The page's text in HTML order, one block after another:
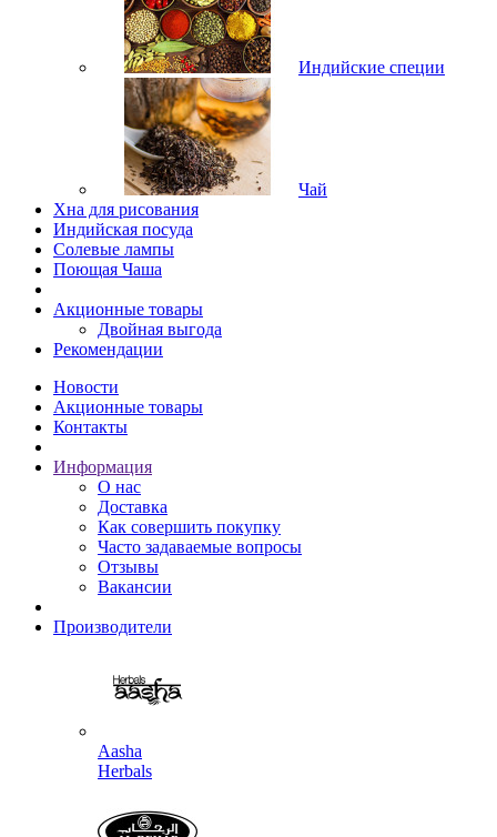
Индийские специи
Чай
Хна для рисования
Индийская посуда
Солевые лампы
Поющая Чаша
Акционные товары
Двойная выгода
Рекомендации
Новости
Акционные товары
Контакты
Информация
О нас
Доставка
Как совершить покупку
Часто задаваемые вопросы
Отзывы
Вакансии
Производители
Aasha
Herbals